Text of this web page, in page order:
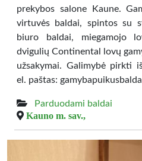
prekybos salone Kaune.
virtuvės baldai, spintos su
biuro baldai, miegamojo
dvigulių Continental lovų
užsakymai. Galimybė pirkti
el. paštas:
Parduodami baldai
Kauno m. sav.,